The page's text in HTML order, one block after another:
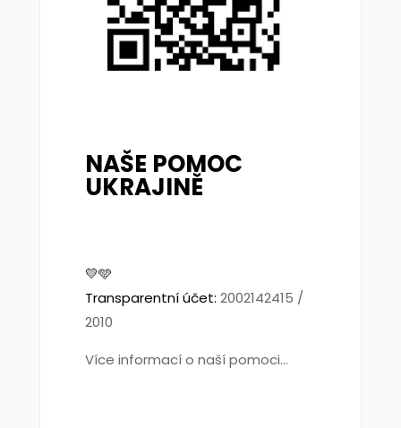
NAŠE POMOC
UKRAJINĚ
💛🩵
Transparentní účet: 2002142415 /
2010
Více informací o naší pomoci...